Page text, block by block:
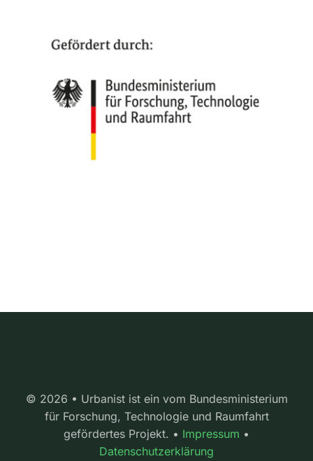
© 2026 • Urbanist ist ein vom Bundesministerium
für Forschung, Technologie und Raumfahrt
gefördertes Projekt. • Impressum •
Datenschutzerklärung